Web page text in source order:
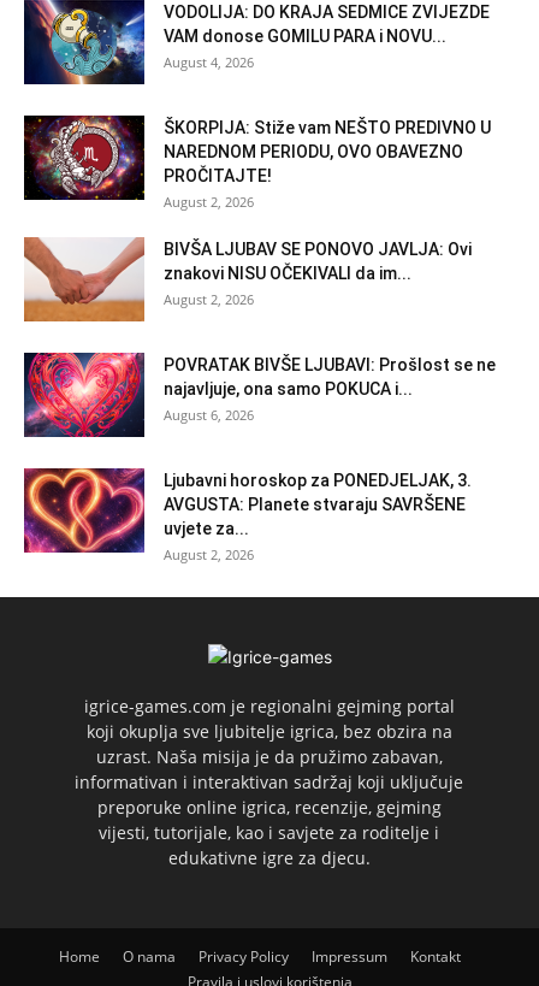
VODOLIJA: DO KRAJA SEDMICE ZVIJEZDE
VAM donose GOMILU PARA i NOVU...
August 4, 2026
ŠKORPIJA: Stiže vam NEŠTO PREDIVNO U
NAREDNOM PERIODU, OVO OBAVEZNO
PROČITAJTE!
August 2, 2026
BIVŠA LJUBAV SE PONOVO JAVLJA: Ovi
znakovi NISU OČEKIVALI da im...
August 2, 2026
POVRATAK BIVŠE LJUBAVI: Prošlost se ne
najavljuje, ona samo POKUCA i...
August 6, 2026
Ljubavni horoskop za PONEDJELJAK, 3.
AVGUSTA: Planete stvaraju SAVRŠENE
uvjete za...
August 2, 2026
igrice-games.com je regionalni gejming portal
koji okuplja sve ljubitelje igrica, bez obzira na
uzrast. Naša misija je da pružimo zabavan,
informativan i interaktivan sadržaj koji uključuje
preporuke online igrica, recenzije, gejming
vijesti, tutorijale, kao i savjete za roditelje i
edukativne igre za djecu.
Home O nama Privacy Policy Impressum
Kontakt
Pravila i uslovi korištenja